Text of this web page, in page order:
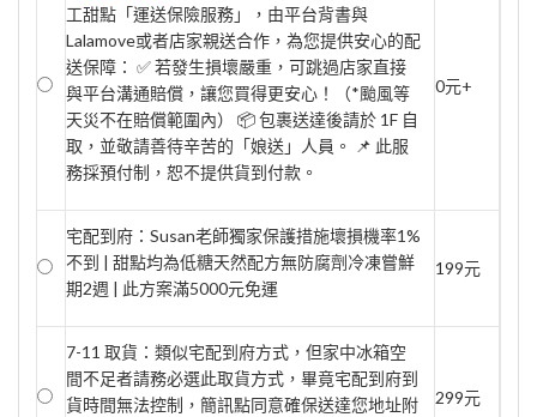
工甜點「運送保險服務」，由平台背書與
Lalamove或者店家親送合作，為您提供安心的配
送保障： ✅ 若發生損壞嚴重，可跳過店家直接
與平台溝通賠償，讓您買得更安心！（*颱風等
天災不在賠償範圍內） 📦 包裹送達後請於 1F 自
取，並敬請善待辛苦的「娘送」人員。 📌 此服
務採預付制，恕不提供貨到付款。
0元+
宅配到府：Susan老師獨家保護措施壞損機率1%
不到 | 甜點均為低糖天然配方無防腐劑冷凍嘗鮮
期2週 | 此方案滿5000元免運
199元
7-11 取貨：類似宅配到府方式，但家中冰箱空
間不足者請務必選此取貨方式，畢竟宅配到府到
貨時間無法控制，簡訊點同意確保送達您地址附
299元